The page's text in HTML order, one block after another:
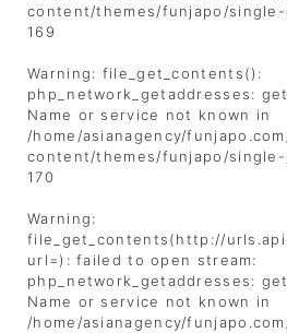
content/themes/funjapo/single-
169
Warning: file_get_contents():
php_network_getaddresses:
Name or service not known in
/home/asianagency/
content/themes/funjapo/single-
170
Warning:
file_get_contents(http://
url=): failed to open stream:
php_network_getaddresses:
Name or service not known in
/home/asianagency/